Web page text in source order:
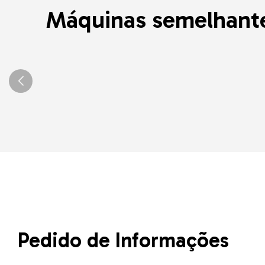
Máquinas
Pedido de Informações